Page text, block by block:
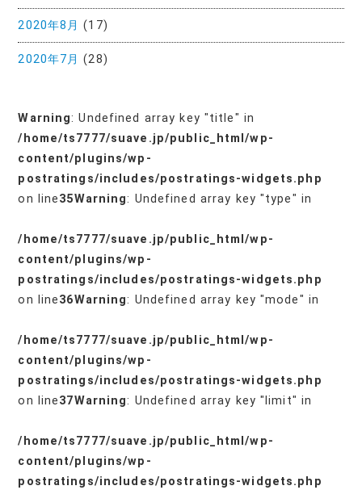
2020年8月 (17)
2020年7月 (28)
Warning: Undefined array key "title" in
/home/ts7777/suave.jp/public_html/wp-
content/plugins/wp-
postratings/includes/postratings-widgets.php
on line35Warning: Undefined array key "type" in
/home/ts7777/suave.jp/public_html/wp-
content/plugins/wp-
postratings/includes/postratings-widgets.php
on line36Warning: Undefined array key "mode" in
/home/ts7777/suave.jp/public_html/wp-
content/plugins/wp-
postratings/includes/postratings-widgets.php
on line37Warning: Undefined array key "limit" in
/home/ts7777/suave.jp/public_html/wp-
content/plugins/wp-
postratings/includes/postratings-widgets.php